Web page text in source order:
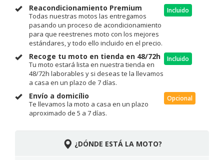
Reacondicionamiento Premium
Todas nuestras motos las entregamos
pasando un proceso de acondicionamiento
para que reestrenes moto con los mejores
estándares, y todo ello incluido en el precio.
Incluido
Recoge tu moto en tienda en 48/72h
Tu moto estará lista en nuestra tienda en
48/72h laborables y si deseas te la llevamos
a casa en un plazo de 7 días.
Incluido
Envío a domicílio
Te llevamos la moto a casa en un plazo
aproximado de 5 a 7 días.
Opcional
¿DÓNDE ESTÁ LA MOTO?